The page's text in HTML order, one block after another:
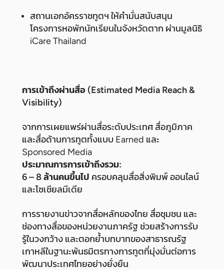
สถานเอกอัครราชทูตฯ ให้คำมั่นสนับสนุน
โครงการหอพักนักเรียนในจังหวัดตาก ผ่านมูลนิธิ
iCare Thailand
การเข้าถึงผ่านสื่อ (Estimated Media Reach &
Visibility)
จากการเผยแพร่ผ่านสื่อระดับประเทศ สื่อภูมิภาค
และสื่อด้านการทูตทั้งแบบ Earned และ
Sponsored Media
ประมาณการการเข้าถึงรวม:
6 – 8 ล้านคนขึ้นไป ครอบคลุมสื่อสิ่งพิมพ์ ออนไลน์
และโซเชียลมีเดีย
การรายงานข่าวจากสื่อหลักของไทย สื่อชุมชน และ
ช่องทางสื่อของหน่วยงานภาครัฐ ช่วยสร้างการรับ
รู้ในวงกว้าง และตอกย้ำบทบาทของสาธารณรัฐ
เกาหลีในฐานะพันธมิตรทางการทูตที่มุ่งมั่นต่อการ
พัฒนาประเทศไทยอย่างยั่งยืน